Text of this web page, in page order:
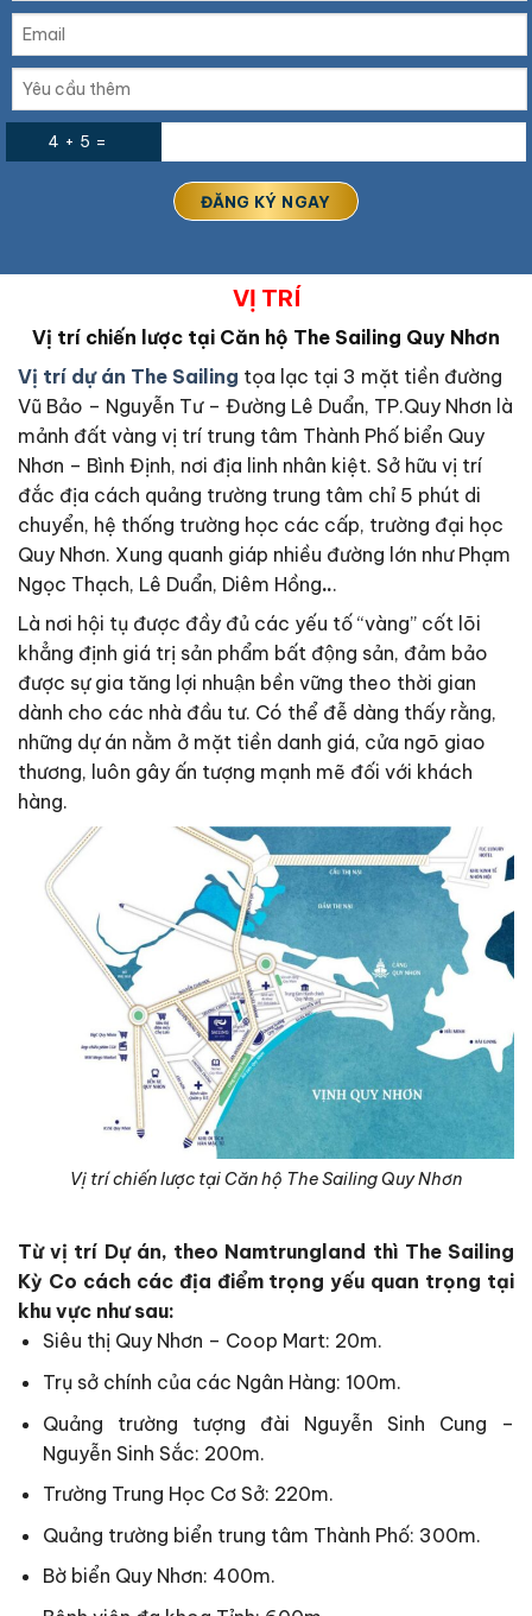
4 + 5 =
VỊ TRÍ
Vị trí chiến lược tại Căn hộ The Sailing Quy Nhơn
Vị trí dự án The Sailing tọa lạc tại 3 mặt tiền đường
Vũ Bảo – Nguyễn Tư – Đường Lê Duẩn, TP.Quy Nhơn là
mảnh đất vàng vị trí trung tâm Thành Phố biển Quy
Nhơn – Bình Định, nơi địa linh nhân kiệt. Sở hữu vị trí
đắc địa cách quảng trường trung tâm chỉ 5 phút di
chuyển, hệ thống trường học các cấp, trường đại học
Quy Nhơn. Xung quanh giáp nhiều đường lớn như Phạm
Ngọc Thạch, Lê Duẩn, Diêm Hồng...
Là nơi hội tụ được đầy đủ các yếu tố “vàng” cốt lõi
khẳng định giá trị sản phẩm bất động sản, đảm bảo
được sự gia tăng lợi nhuận bền vững theo thời gian
dành cho các nhà đầu tư. Có thể đễ dàng thấy rằng,
những dự án nằm ở mặt tiền danh giá, cửa ngõ giao
thương, luôn gây ấn tượng mạnh mẽ đối với khách
hàng.
Vị trí chiến lược tại Căn hộ The Sailing Quy Nhơn
Từ vị trí Dự án, theo Namtrungland thì The Sailing
Kỳ Co cách các địa điểm trọng yếu quan trọng tại
khu vực như sau:
Siêu thị Quy Nhơn – Coop Mart: 20m.
Trụ sở chính của các Ngân Hàng: 100m.
Quảng trường tượng đài Nguyễn Sinh Cung –
Nguyễn Sinh Sắc: 200m.
Trường Trung Học Cơ Sở: 220m.
Quảng trường biển trung tâm Thành Phố: 300m.
Bờ biển Quy Nhơn: 400m.